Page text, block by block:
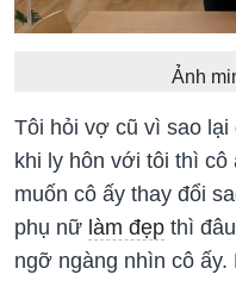
Ảnh
Tôi hỏi vợ cũ vì sao
khi ly hôn với tôi thì
muốn cô ấy thay đổi
phụ nữ làm đẹp thì
ngỡ ngàng nhìn cô